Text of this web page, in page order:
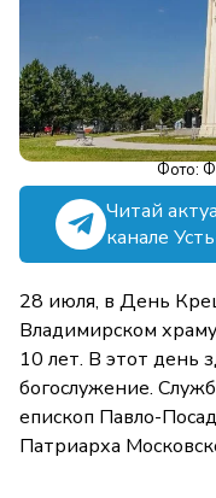
Фото:
Читай
канале
28 июля, в День
Владимирском
10 лет. В этот день
богослужение.
епископ Павло-
Патриарха